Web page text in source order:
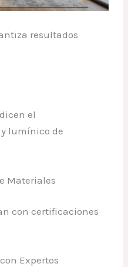
resultados
el
lumínico de
Materiales
con certificaciones
Expertos